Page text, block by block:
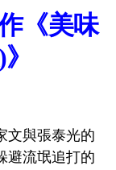
《美味
》
文與張泰光的
避流氓追打的